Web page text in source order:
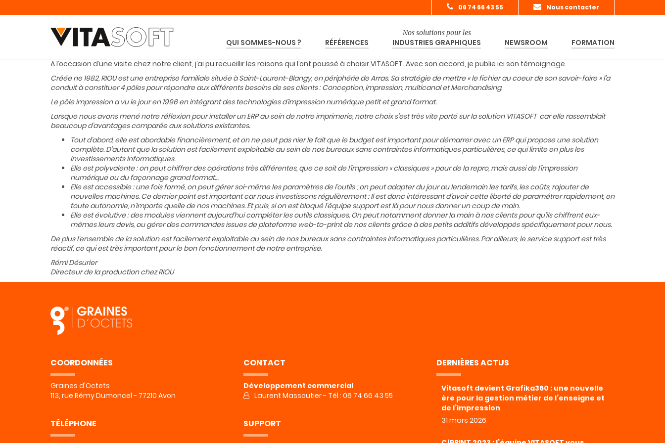
06 74 66 43 55 Nous contacter
QUI SOMMES-NOUS ? RÉFÉRENCES
Nos solutions pour les
INDUSTRIES GRAPHIQUES NEWSROOM FORMATION
A l’occasion d’une visite chez notre client, j’ai pu recueillir les raisons qui l’ont poussé à choisir VITASOFT. Avec son accord, je publie ici son témoignage.
Créée ne 1982, RIOU est une entreprise familiale située à Saint-Laurent-Blangy, en périphérie de Arras. Sa stratégie de mettre « le fichier au coeur de son savoir-faire » l’a
conduit à constituer 4 pôles pour répondre aux différents besoins de ses clients : Conception, impression, multicanal et Merchandising.
Le pôle impression a vu le jour en 1996 en intégrant des technologies d’impression numérique petit et grand format.
Lorsque nous avons mené notre réflexion pour installer un ERP au sein de notre imprimerie, notre choix s’est très vite porté sur la solution VITASOFT car elle rassemblait
beaucoup d’avantages comparée aux solutions existantes.
Tout d’abord, elle est abordable financièrement, et on ne peut pas nier le fait que le budget est important pour démarrer avec un ERP qui propose une solution
complète. D’autant que la solution est facilement exploitable au sein de nos bureaux sans contraintes informatiques particulières, ce qui limite en plus les
investissements informatiques.
Elle est polyvalente : on peut chiffrer des opérations très différentes, que ce soit de l’impression « classiques » pour de la repro, mais aussi de l’impression
numérique ou du façonnage grand format…
Elle est accessible : une fois formé, on peut gérer soi-même les paramètres de l’outils ; on peut adapter du jour au lendemain les tarifs, les coûts, rajouter de
nouvelles machines. Ce dernier point est important car nous investissons régulièrement : Il est donc intéressant d’avoir cette liberté de paramétrer rapidement, en
toute autonomie, n’importe quelle de nos machines. Et puis, si on est bloqué l’équipe support est là pour nous donner un coup de main.
Elle est évolutive : des modules viennent aujourd’hui compléter les outils classiques. On peut notamment donner la main à nos clients pour qu’ils chiffrent eux-
mêmes leurs devis, ou gérer des commandes issues de plateforme web-to-print de nos clients grâce à des petits additifs développés spécifiquement pour nous.
De plus l’ensemble de la solution est facilement exploitable au sein de nos bureaux sans contraintes informatiques particulières. Par ailleurs, le service support est très
réactif, ce qui est très important pour le bon fonctionnement de notre entreprise.
Rémi Désurier
Directeur de la production chez RIOU
COORDONNÉES
Graines d'Octets
113, rue Rémy Dumoncel - 77210 Avon
TÉLÉPHONE
CONTACT
Développement commercial
Laurent Massoutier - Tél : 06 74 66 43 55
SUPPORT
DERNIÈRES ACTUS
Vitasoft devient Grafika360 : une nouvelle
ère pour la gestion métier de l’enseigne et
de l’impression
31 mars 2026